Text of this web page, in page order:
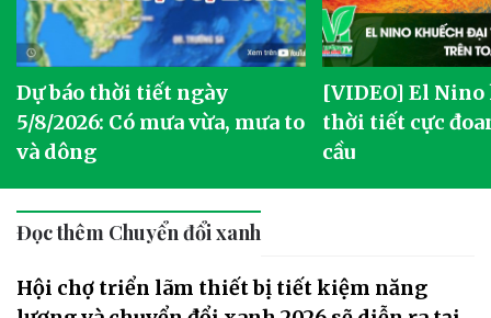
Dự báo thời tiết ngày
5/8/2026: Có mưa vừa, mưa to
và dông
[VIDEO] El
thời tiết cực
cầu
Đọc thêm Chuyển đổi xanh
Hội chợ triển lãm thiết bị tiết kiệm năng